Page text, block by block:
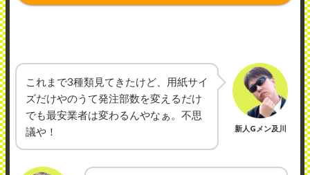
これまで3種類見てきたけど、用紙サイ
ズだけやのうて発注部数を変えるだけ
でも最安業者は変わるんやなぁ。不思
議や！
新人Gメン及川